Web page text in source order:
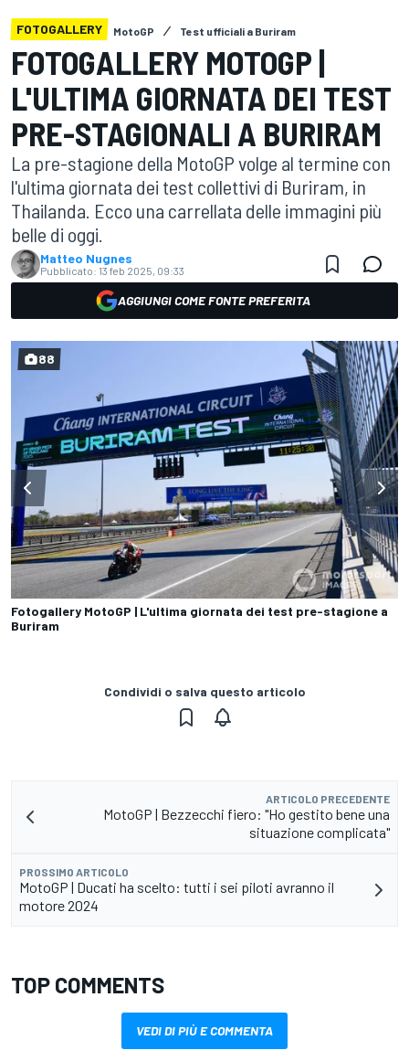
FOTOGALLERY MotoGP Test ufficiali a Buriram
FOTOGALLERY MOTOGP |
L'ULTIMA GIORNATA DEI TEST
PRE-STAGIONALI A BURIRAM
La pre-stagione della MotoGP volge al termine con
l'ultima giornata dei test collettivi di Buriram, in
Thailanda. Ecco una carrellata delle immagini più
belle di oggi.
Matteo Nugnes
Pubblicato: 13 feb 2025, 09:33
AGGIUNGI COME FONTE PREFERITA
Fotogallery MotoGP | L'ultima giornata dei test pre-stagione a
Buriram
88
Condividi o salva questo articolo
ARTICOLO PRECEDENTE
MotoGP | Bezzecchi fiero: "Ho gestito bene una
situazione complicata"
PROSSIMO ARTICOLO
MotoGP | Ducati ha scelto: tutti i sei piloti avranno il
motore 2024
TOP COMMENTS
VEDI DI PIÙ E COMMENTA